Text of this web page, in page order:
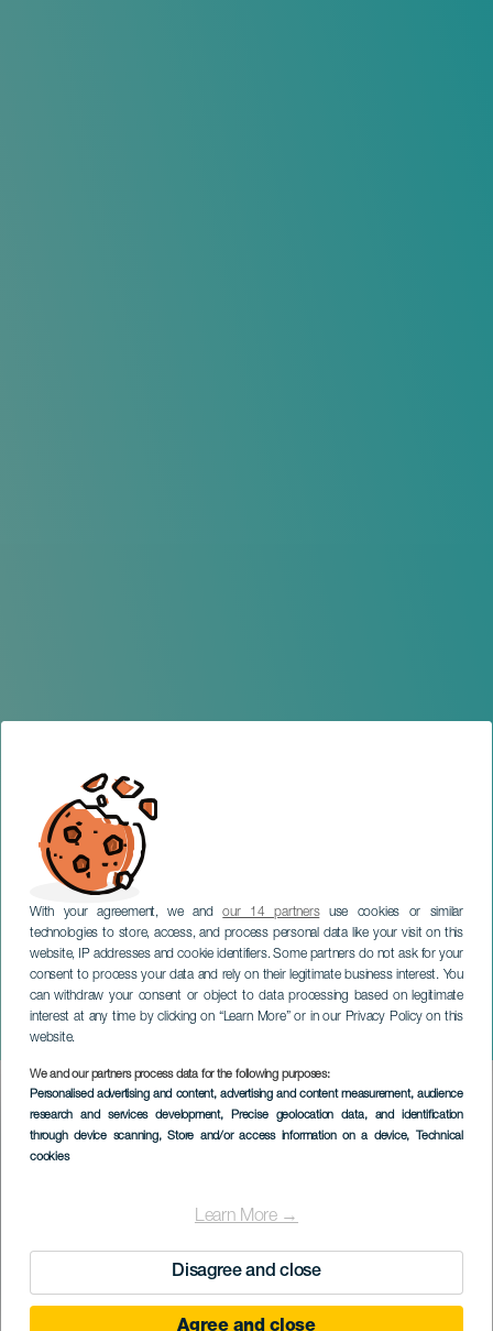
With your agreement, we andour 14 partnersuse cookies or similar
technologies to store, access, and process personal data like your visit on this
website, IP addresses and cookie identifiers. Some partners do not ask for your
consent to process your data and rely on their legitimate business interest. You
can withdraw your consent or object to data processing based on legitimate
interest at any time by clicking on “Learn More” or in our Privacy Policy on this
website.
We and our partners process data for the following purposes:
Personalised advertising and content, advertising and content measurement, audience
research and services development, Precise geolocation data, and identification
through device scanning, Store and/or access information on a device, Technical
cookies
Learn More →
Disagree and close
Pokzipol Poops na koncertě
TENERIFE
Imagen
Listado